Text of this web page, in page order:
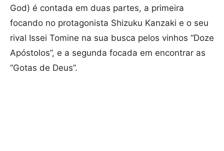
God) é contada em duas partes, a primeira
focando no protagonista Shizuku Kanzaki e o seu
rival Issei Tomine na sua busca pelos vinhos “Doze
Apóstolos”, e a segunda focada em encontrar as
“Gotas de Deus”.